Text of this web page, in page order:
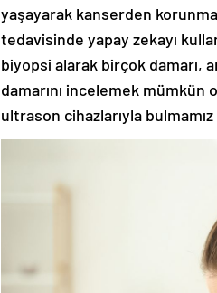
yaşayarak kanserden
tedavisinde yapay zekayı
biyopsi alarak birçok damarı,
damarını incelemek mümkün
ultrason cihazlarıyla